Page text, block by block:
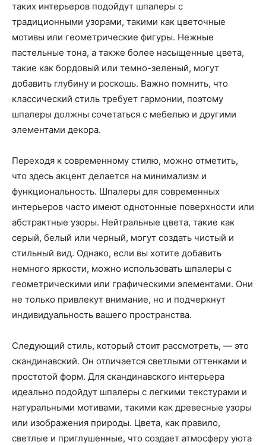
таких интерьеров подойдут шпалеры с
традиционными узорами, такими как цветочные
мотивы или геометрические фигуры. Нежные
пастельные тона, а также более насыщенные цвета,
такие как бордовый или темно-зеленый, могут
добавить глубину и роскошь. Важно помнить, что
классический стиль требует гармонии, поэтому
шпалеры должны сочетаться с мебелью и другими
элементами декора.
Переходя к современному стилю, можно отметить,
что здесь акцент делается на минимализм и
функциональность. Шпалеры для современных
интерьеров часто имеют однотонные поверхности или
абстрактные узоры. Нейтральные цвета, такие как
серый, белый или черный, могут создать чистый и
стильный вид. Однако, если вы хотите добавить
немного яркости, можно использовать шпалеры с
геометрическими или графическими элементами. Они
не только привлекут внимание, но и подчеркнут
индивидуальность вашего пространства.
Следующий стиль, который стоит рассмотреть, — это
скандинавский. Он отличается светлыми оттенками и
простотой форм. Для скандинавского интерьера
идеально подойдут шпалеры с легкими текстурами и
натуральными мотивами, такими как древесные узоры
или изображения природы. Цвета, как правило,
светлые и приглушенные, что создает атмосферу уюта